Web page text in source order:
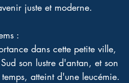
juste et moderne.
:
dans cette petite ville,
son lustre d'antan, et son
atteint d'une leucémie.